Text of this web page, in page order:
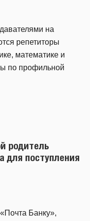
на
репетиторы
математике и
по профильной
родитель
для поступления
Банку»,